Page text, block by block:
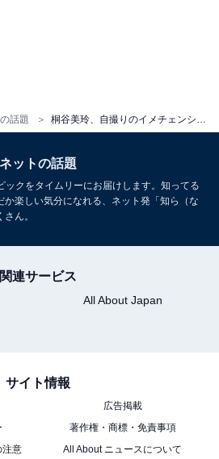
話題 桐谷美玲、自撮りのイメチェンショット披露！ 「テレビに映ってるのは旦那さま!?」と夫・三浦翔平を示唆する声も
ネットの話題
ックをタイムリーにお届けします。知ってる
楽しい気分になれる、ネット発「知ら（な
ん。
関連サービス
All About Japan
サイト情報
広告掲載
著作権・商標・免責事項
注意
All About ニュースについて